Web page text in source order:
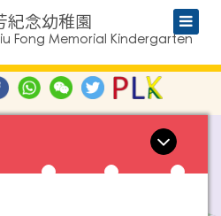
紀念幼稚園
Fong Memorial Kindergarten